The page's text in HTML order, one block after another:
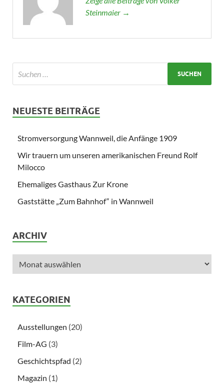
Steinmaier →
NEUESTE BEITRÄGE
Stromversorgung Wannweil, die Anfänge 1909
Wir trauern um unseren amerikanischen Freund Rolf
Milocco
Ehemaliges Gasthaus Zur Krone
Gaststätte „Zum Bahnhof“ in Wannweil
ARCHIV
KATEGORIEN
Ausstellungen (20)
Film-AG (3)
Geschichtspfad (2)
Magazin (1)